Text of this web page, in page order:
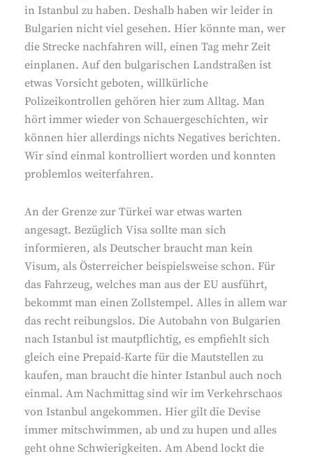
in Istanbul zu haben. Deshalb haben wir leider in
Bulgarien nicht viel gesehen. Hier könnte man, wer
die Strecke nachfahren will, einen Tag mehr Zeit
einplanen. Auf den bulgarischen Landstraßen ist
etwas Vorsicht geboten, willkürliche
Polizeikontrollen gehören hier zum Alltag. Man
hört immer wieder von Schauergeschichten, wir
können hier allerdings nichts Negatives berichten.
Wir sind einmal kontrolliert worden und konnten
problemlos weiterfahren.
An der Grenze zur Türkei war etwas warten
angesagt. Bezüglich Visa sollte man sich
informieren, als Deutscher braucht man kein
Visum, als Österreicher beispielsweise schon. Für
das Fahrzeug, welches man aus der EU ausführt,
bekommt man einen Zollstempel. Alles in allem war
das recht reibungslos. Die Autobahn von Bulgarien
nach Istanbul ist mautpflichtig, es empfiehlt sich
gleich eine Prepaid-Karte für die Mautstellen zu
kaufen, man braucht die hinter Istanbul auch noch
einmal. Am Nachmittag sind wir im Verkehrschaos
von Istanbul angekommen. Hier gilt die Devise
immer mitschwimmen, ab und zu hupen und alles
geht ohne Schwierigkeiten. Am Abend lockt die